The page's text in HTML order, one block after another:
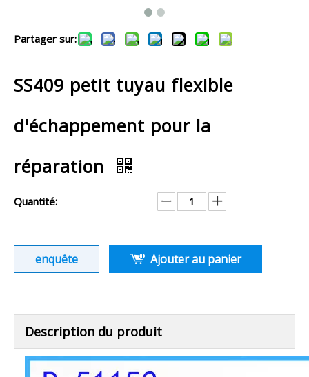
Partager sur:
SS409 petit tuyau flexible
d'échappement pour la
réparation
Quantité:
enquête Ajouter au panier
Description du produit